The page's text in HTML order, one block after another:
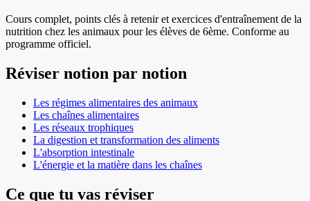
Cours complet, points clés à retenir et exercices d'entraînement de la
nutrition chez les animaux pour les élèves de 6ème. Conforme au
programme officiel.
Réviser notion par notion
Les régimes alimentaires des animaux
Les chaînes alimentaires
Les réseaux trophiques
La digestion et transformation des aliments
L'absorption intestinale
L'énergie et la matière dans les chaînes
Ce que tu vas réviser